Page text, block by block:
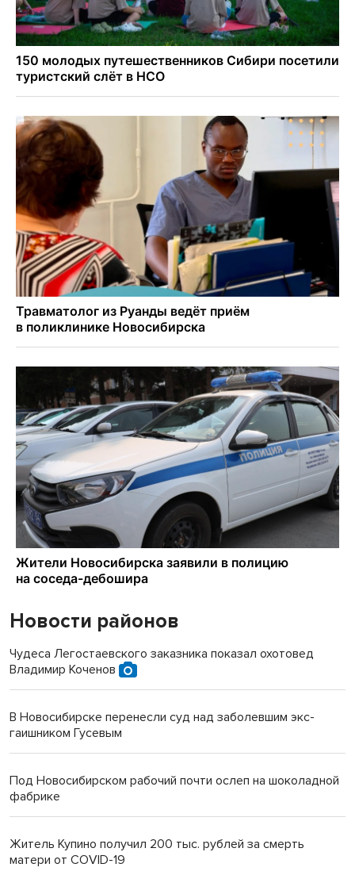
Новости районов
Чудеса Легостаевского заказника показал охотовед
Владимир Коченов
В Новосибирске перенесли суд над заболевшим экс-
гаишником Гусевым
Под Новосибирском рабочий почти ослеп на шоколадной
фабрике
Житель Купино получил 200 тыс. рублей за смерть
матери от COVID-19